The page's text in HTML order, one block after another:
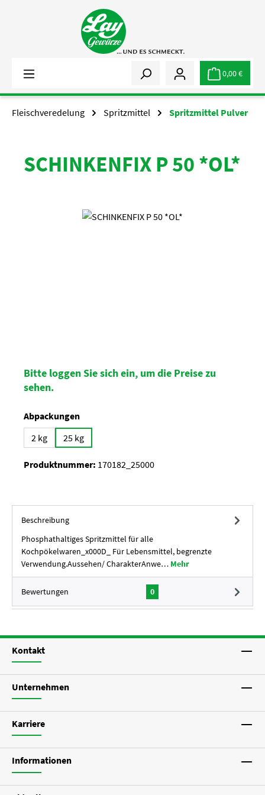
Zum Hauptinhalt springen
0,00 €
Fleischveredelung Spritzmittel Spritzmittel Pulver
SCHINKENFIX P 50 *OL*
Bildergalerie überspringen
Bitte loggen Sie sich ein, um die Preise zu
sehen.
Abpackungenauswählen
2 kg
25 kg
Produktnummer: 170182_25000
Beschreibung
Phosphathaltiges Spritzmittel für alle
Kochpökelwaren_x000D_ Für Lebensmittel, begrenzte
Verwendung.Aussehen/ CharakterAnwe… Mehr
Bewertungen 0
Kontakt
Unternehmen
Karriere
Informationen